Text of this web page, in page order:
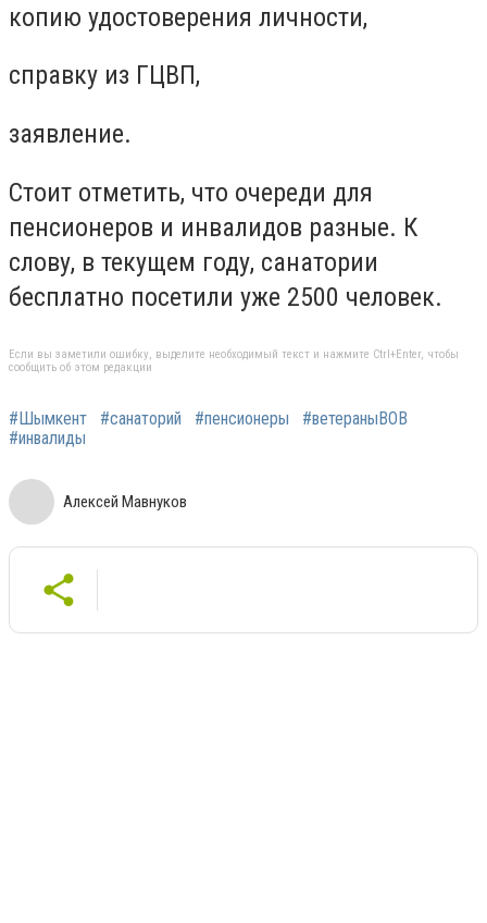
копию удостоверения личности,
справку из ГЦВП,
заявление.
Стоит отметить, что очереди для
пенсионеров и инвалидов разные. К
слову, в текущем году, санатории
бесплатно посетили уже 2500 человек.
Если вы заметили ошибку, выделите необходимый текст и нажмите Ctrl+Enter, чтобы
сообщить об этом редакции
#Шымкент #санаторий #пенсионеры
#ветераныВОВ
#инвалиды
Алексей Мавнуков